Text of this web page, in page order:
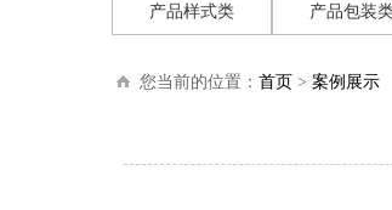
产品样式类 产品包装
您当前的位置： 首页 > 案例展示